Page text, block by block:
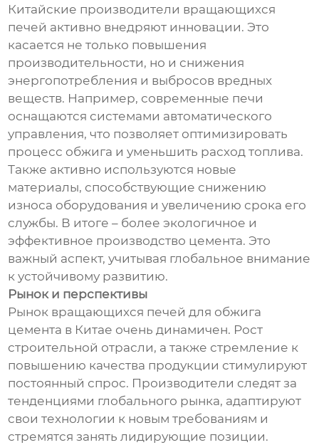
Китайские производители вращающихся
печей активно внедряют инновации. Это
касается не только повышения
производительности, но и снижения
энергопотребления и выбросов вредных
веществ. Например, современные печи
оснащаются системами автоматического
управления, что позволяет оптимизировать
процесс обжига и уменьшить расход топлива.
Также активно используются новые
материалы, способствующие снижению
износа оборудования и увеличению срока его
службы. В итоге – более экологичное и
эффективное производство цемента. Это
важный аспект, учитывая глобальное внимание
к устойчивому развитию.
Рынок и перспективы
Рынок вращающихся печей для обжига
цемента в Китае очень динамичен. Рост
строительной отрасли, а также стремление к
повышению качества продукции стимулируют
постоянный спрос. Производители следят за
тенденциями глобального рынка, адаптируют
свои технологии к новым требованиям и
стремятся занять лидирующие позиции.